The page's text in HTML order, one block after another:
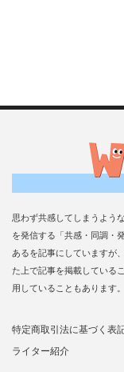
思わず共感してしまうよう
を発信する「共感・同調・
あるを記事にしていますが
た上で記事を掲載している
用していることもあります。
特定商取引法に基づく表
ライター紹介